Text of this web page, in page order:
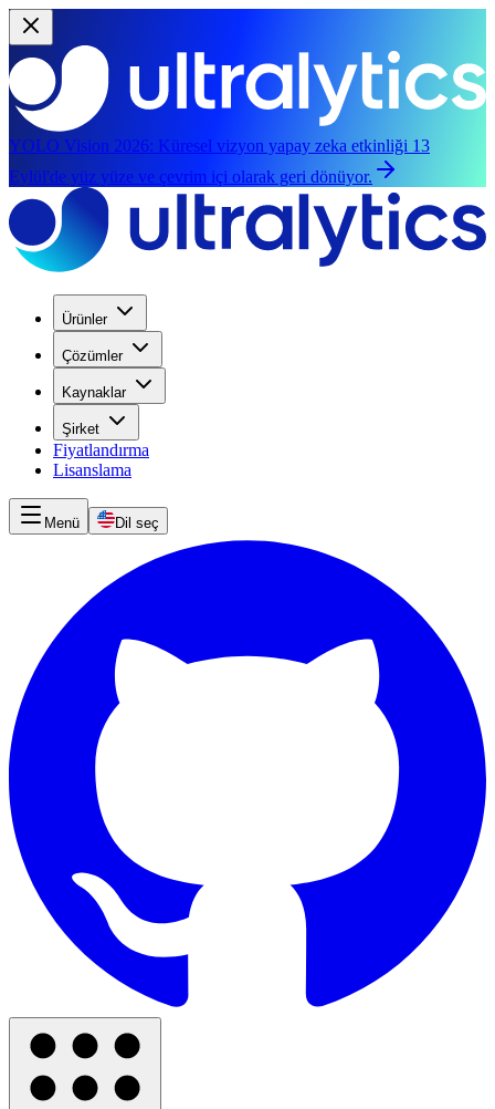
YOLO Vision 2026: Küresel vizyon yapay zeka etkinliği 13
Eylül'de yüz yüze ve çevrim içi olarak geri dönüyor.
Ürünler
Çözümler
Kaynaklar
Şirket
Fiyatlandırma
Lisanslama
Menü Dil seç